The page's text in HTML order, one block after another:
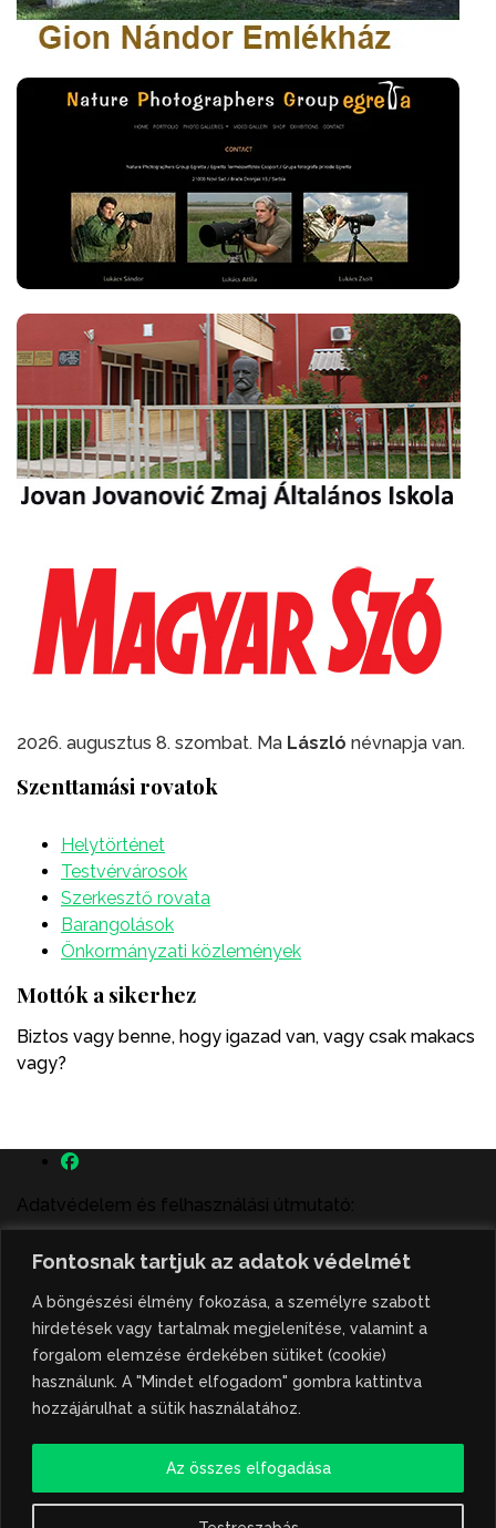
Fontosnak tartjuk az adatok védelmét
A böngészési élmény fokozása, a személyre szabott
hirdetések vagy tartalmak megjelenítése, valamint a
forgalom elemzése érdekében sütiket (cookie)
használunk. A "Mindet elfogadom" gombra kattintva
hozzájárulhat a sütik használatához.
Az összes elfogadása
2026. augusztus 8. szombat. Ma László névnapja van.
Szenttamási rovatok
Helytörténet
Testvérvárosok
Szerkesztő rovata
Barangolások
Önkormányzati közlemények
Mottók a sikerhez
Biztos vagy benne, hogy igazad van, vagy csak makacs
vagy?
Adatvédelem és felhasználási útmutató:
A szenttamás.rs magyar nyelvű internetes hírportálon
megjelenő szerzői írások, a híranyag és minden egyéb
tartalom a portált működtető Gion Nándor Kulturális
Központ szellemi tulajdonát képezik, amely szellemi
tulajdont a nemzetközi és szerbiai törvények védik. A
jogosulatlan felhasználás büntető- és polgári jogi
következményeket von maga után. A hírportálon
ismertetése, illetve közzétett fotók átvétele kizárólag
csak hivatkozással, illetve a forrás megjelölésével